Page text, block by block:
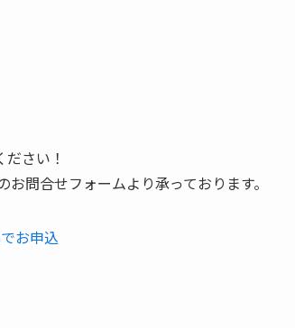
さい！
問合せフォームより承っております。
お申込